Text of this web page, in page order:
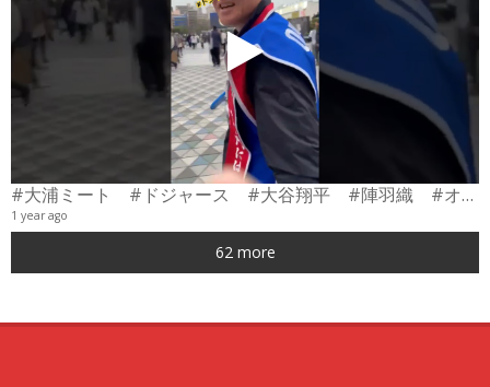
#大浦ミート #ドジャース #大谷翔平 #陣羽織 #オーダーメイド #shorts
1 year ago
62 more